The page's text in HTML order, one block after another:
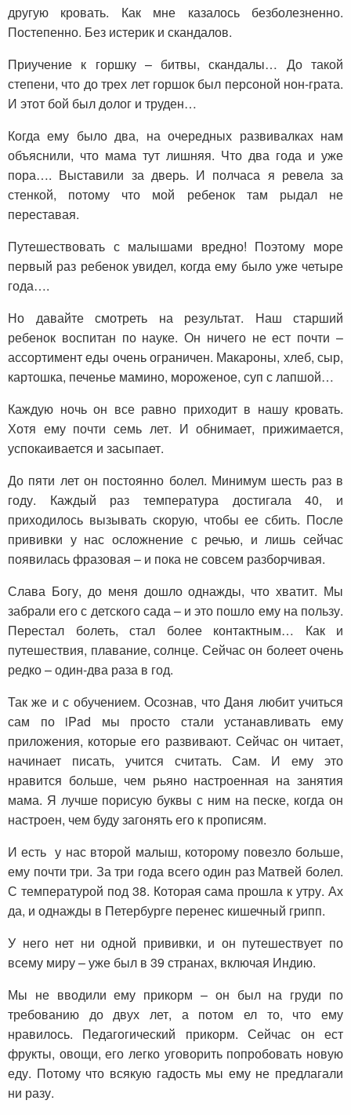
другую кровать. Как мне казалось безболезненно.
Постепенно. Без истерик и скандалов.
Приучение к горшку – битвы, скандалы… До такой
степени, что до трех лет горшок был персоной нон-грата.
И этот бой был долог и труден…
Когда ему было два, на очередных развивалках нам
объяснили, что мама тут лишняя. Что два года и уже
пора…. Выставили за дверь. И полчаса я ревела за
стенкой, потому что мой ребенок там рыдал не
переставая.
Путешествовать с малышами вредно! Поэтому море
первый раз ребенок увидел, когда ему было уже четыре
года….
Но давайте смотреть на результат. Наш старший
ребенок воспитан по науке. Он ничего не ест почти –
ассортимент еды очень ограничен. Макароны, хлеб, сыр,
картошка, печенье мамино, мороженое, суп с лапшой…
Каждую ночь он все равно приходит в нашу кровать.
Хотя ему почти семь лет. И обнимает, прижимается,
успокаивается и засыпает.
До пяти лет он постоянно болел. Минимум шесть раз в
году. Каждый раз температура достигала 40, и
приходилось вызывать скорую, чтобы ее сбить. После
прививки у нас осложнение с речью, и лишь сейчас
появилась фразовая – и пока не совсем разборчивая.
Слава Богу, до меня дошло однажды, что хватит. Мы
забрали его с детского сада – и это пошло ему на пользу.
Перестал болеть, стал более контактным… Как и
путешествия, плавание, солнце. Сейчас он болеет очень
редко – один-два раза в год.
Так же и с обучением. Осознав, что Даня любит учиться
сам по iPad мы просто стали устанавливать ему
приложения, которые его развивают. Сейчас он читает,
начинает писать, учится считать. Сам. И ему это
нравится больше, чем рьяно настроенная на занятия
мама. Я лучше порисую буквы с ним на песке, когда он
настроен, чем буду загонять его к прописям.
И есть у нас второй малыш, которому повезло больше,
ему почти три. За три года всего один раз Матвей болел.
С температурой под 38. Которая сама прошла к утру. Ах
да, и однажды в Петербурге перенес кишечный грипп.
У него нет ни одной прививки, и он путешествует по
всему миру – уже был в 39 странах, включая Индию.
Мы не вводили ему прикорм – он был на груди по
требованию до двух лет, а потом ел то, что ему
нравилось. Педагогический прикорм. Сейчас он ест
фрукты, овощи, его легко уговорить попробовать новую
еду. Потому что всякую гадость мы ему не предлагали
ни разу.